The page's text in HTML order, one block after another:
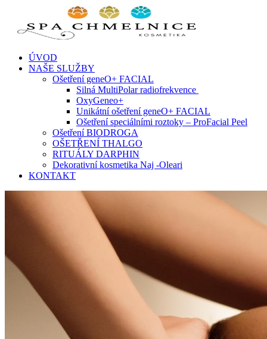
content
ÚVOD
NAŠE SLUŽBY
Ošetření geneO+ FACIAL
Silná MultiPolar radiofrekvence
OxyGeneo+
Unikátní ošetření geneO+ FACIAL
Ošetření speciálními roztoky – ProFacial Peel
Ošetření BIODROGA
OŠETŘENÍ THALGO
RITUÁLY DARPHIN
Dekorativní kosmetika Naj -Oleari
KONTAKT